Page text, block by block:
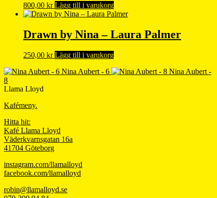
800,00 kr Lägg till i varukorg
Drawn by Nina – Laura Palmer
250,00 kr Lägg till i varukorg
Nina Aubert - 6
Nina Aubert -
8
Llama Lloyd
Kafémeny.
Hitta hit:
Kafé Llama Lloyd
Väderkvarnsgatan 16a
41704 Göteborg
instagram.com/llamalloyd
facebook.com/llamalloyd
robin@llamalloyd.se